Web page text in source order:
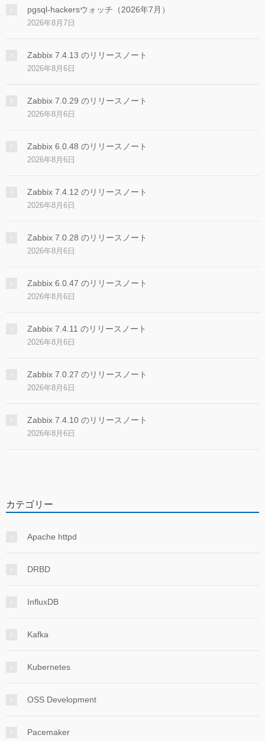
pgsql-hackersウォッチ（2026年7月）
2026年8月7日
Zabbix 7.4.13 のリリースノート
2026年8月6日
Zabbix 7.0.29 のリリースノート
2026年8月6日
Zabbix 6.0.48 のリリースノート
2026年8月6日
Zabbix 7.4.12 のリリースノート
2026年8月6日
Zabbix 7.0.28 のリリースノート
2026年8月6日
Zabbix 6.0.47 のリリースノート
2026年8月6日
Zabbix 7.4.11 のリリースノート
2026年8月6日
Zabbix 7.0.27 のリリースノート
2026年8月6日
Zabbix 7.4.10 のリリースノート
2026年8月6日
カテゴリー
Apache httpd
DRBD
InfluxDB
Kafka
Kubernetes
OSS Development
Pacemaker